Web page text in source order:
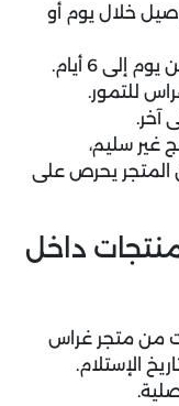
خلال يوم أو
6 أيام.
للتمور.
آخر.
غير سليم،
المتجر يحرص على
داخل
من متجر غراس